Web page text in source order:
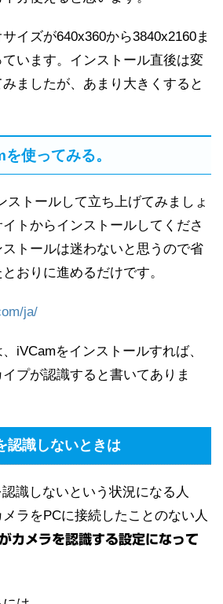
イズが640x360から3840x2160ま
います。インストール直後は変
ましたが、あまり大きくすると
使ってみる。
ストールして立ち上げてみましょ
トからインストールしてくださ
トールは迷わないと思うので省
おりに進めるだけです。
ja/
iVCamをインストールすれば、
プが認識すると書いてありま
認識しないときは
識しないという状況になる人
ラをPCに接続したことのない人
カメラを認識する設定になって